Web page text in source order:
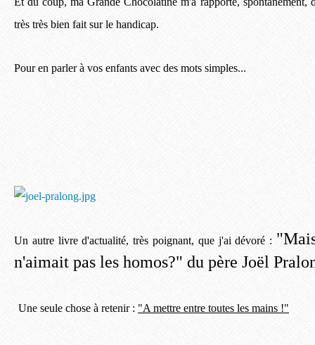
très très bien fait sur le handicap.
Pour en parler à vos enfants avec des mots simples...
Un autre livre d'actualité, très poignant, que j'ai dévoré :
n'aimait pas les homos?" du père Joël
Une seule chose à retenir : "A mettre entre toutes les mains !"